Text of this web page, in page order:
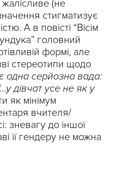
(не
стигматизує
А в повісті “Вісім
головний
формі, але
стереотипи щодо
одна серйозна вада:
дівчат усе не як у
як мінімум
вчителя/
зневагу до іншої
її гендеру не можна